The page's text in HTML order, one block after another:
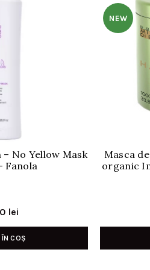
No Yellow Mask
Fanola
lei
ÎN COȘ
NEW
Masca
organic